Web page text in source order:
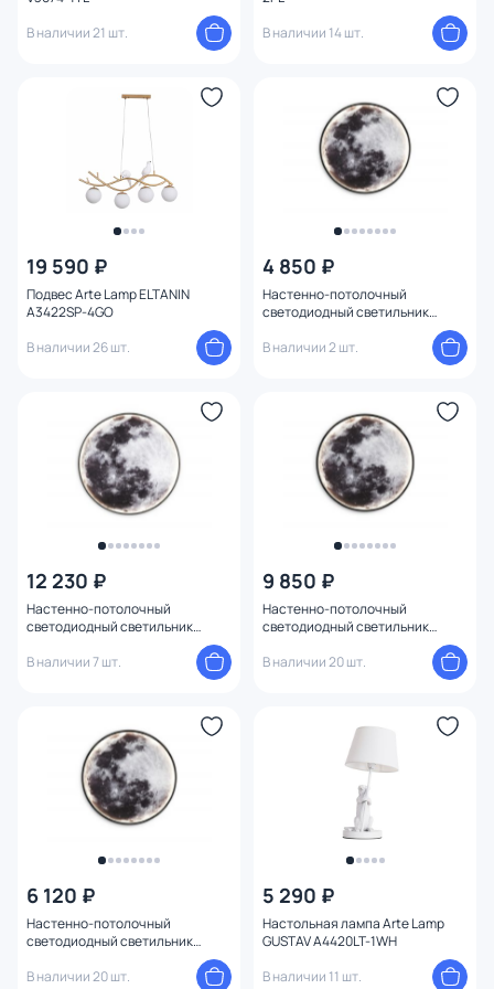
В наличии 21 шт.
В наличии 14 шт.
19 590 ₽
Подвес Arte Lamp ELTANIN
A3422SP-4GO
В наличии 26 шт.
4 850 ₽
Настенно-потолочный
светодиодный светильник
В наличии 2 шт.
12 230 ₽
Настенно-потолочный
светодиодный светильник
В наличии 7 шт.
9 850 ₽
Настенно-потолочный
светодиодный светильник
В наличии 20 шт.
6 120 ₽
Настенно-потолочный
светодиодный светильник
В наличии 20 шт.
5 290 ₽
Настольная лампа Arte Lamp
GUSTAV A4420LT-1WH
В наличии 11 шт.